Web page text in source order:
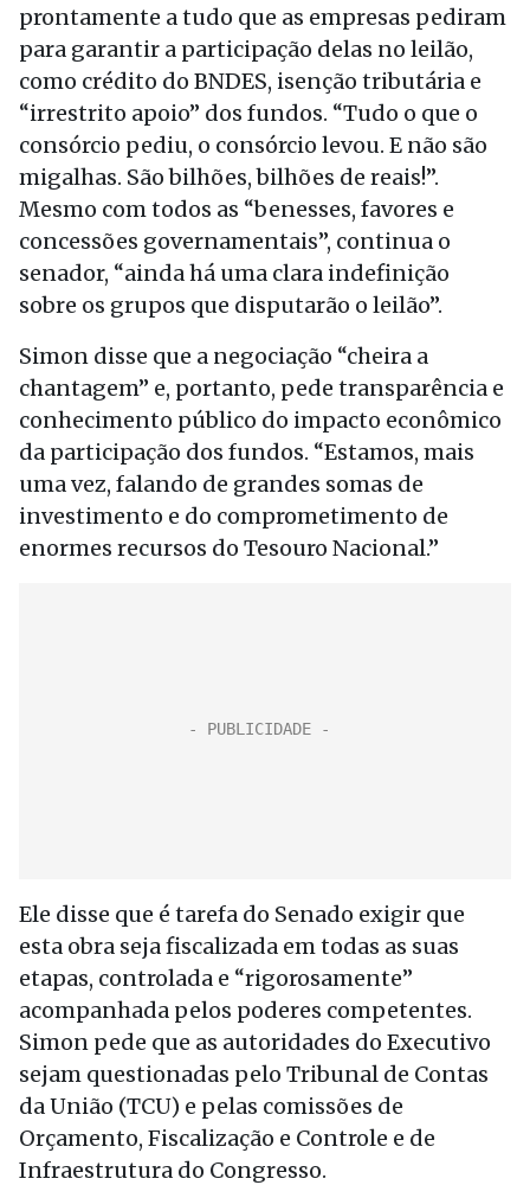
prontamente a tudo que as empresas pediram
para garantir a participação delas no leilão,
como crédito do BNDES, isenção tributária e
“irrestrito apoio” dos fundos. “Tudo o que o
consórcio pediu, o consórcio levou. E não são
migalhas. São bilhões, bilhões de reais!”.
Mesmo com todos as “benesses, favores e
concessões governamentais”, continua o
senador, “ainda há uma clara indefinição
sobre os grupos que disputarão o leilão”.
Simon disse que a negociação “cheira a
chantagem” e, portanto, pede transparência e
conhecimento público do impacto econômico
da participação dos fundos. “Estamos, mais
uma vez, falando de grandes somas de
investimento e do comprometimento de
enormes recursos do Tesouro Nacional.”
Ele disse que é tarefa do Senado exigir que
esta obra seja fiscalizada em todas as suas
etapas, controlada e “rigorosamente”
acompanhada pelos poderes competentes.
Simon pede que as autoridades do Executivo
sejam questionadas pelo Tribunal de Contas
da União (TCU) e pelas comissões de
Orçamento, Fiscalização e Controle e de
Infraestrutura do Congresso.